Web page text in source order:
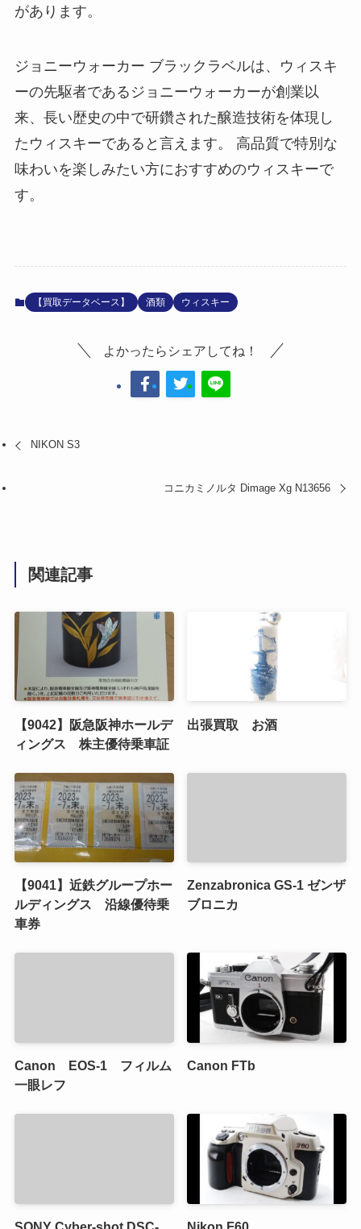
があります。
ジョニーウォーカー ブラックラベルは、ウィスキ
ーの先駆者であるジョニーウォーカーが創業以
来、長い歴史の中で研鑽された醸造技術を体現し
たウィスキーであると言えます。 高品質で特別な
味わいを楽しみたい方におすすめのウィスキーで
す。
【買取データベース】 酒類 ウィスキー
よかったらシェアしてね！
NIKON S3
コニカミノルタ Dimage Xg N13656
関連記事
【9042】阪急阪神ホールデ
ィングス 株主優待乗車証
出張買取 お酒
【9041】近鉄グループホー
ルディングス 沿線優待乗
車券
Zenzabronica GS-1 ゼンザ
ブロニカ
Canon EOS-1 フィルム
一眼レフ
Canon FTb